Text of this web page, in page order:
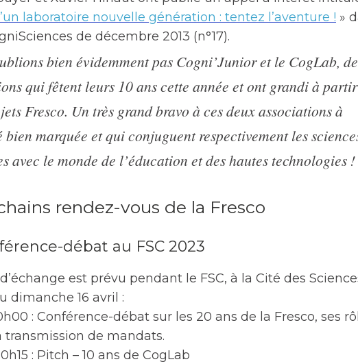
laboratoire nouvelle génération : tentez l’aventure ! »
de décembre 2013 (n°17).
bien évidemment pas Cogni’Junior et le CogLab,
qui fêtent leurs 10 ans cette année et ont grandi à
Fresco. Un très grand bravo à ces deux associations à
bien marquée et qui conjuguent respectivement les
avec le monde de l’éducation et des hautes technologies !
rendez-vous de la Fresco
débat au FSC 2023
est prévu pendant le FSC, à la Cité des
dimanche 16 avril :
: Conférence-débat sur les 20 ans de la Fresco, ses
transmission de mandats.
: Pitch – 10 ans de CogLab